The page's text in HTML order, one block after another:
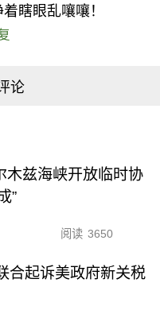
瞎眼乱嚷嚷！
论
木兹海峡开放临时协
”
阅读 3650
合起诉美政府新关税